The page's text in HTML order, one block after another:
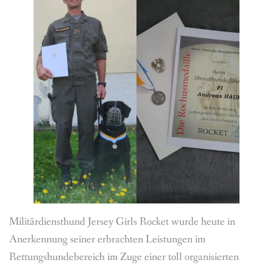
Militärdiensthund Jersey Girls Rocket wurde heute in
Anerkennung seiner erbrachten Leistungen im
Rettungshundebereich im Zuge einer toll organisierten